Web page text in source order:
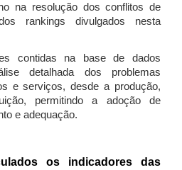
na resolução dos conflitos de
rankings divulgados nesta
contidas na base de dados
detalhada dos problemas
e serviços, desde a produção,
permitindo a adoção de
e adequação.
os indicadores das